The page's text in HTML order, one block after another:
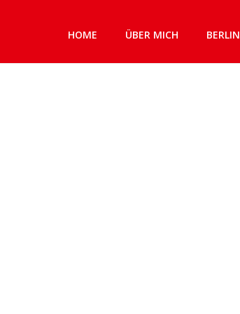
HOME ÜBER MICH BERLIN